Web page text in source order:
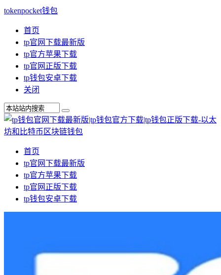
tokenpocket钱包
首页
tp官网下载最新版
tp官方苹果下载
tp官网正版下载
tp钱包安卓下载
关闭
首页
tp官网下载最新版
tp官方苹果下载
tp官网正版下载
tp钱包安卓下载